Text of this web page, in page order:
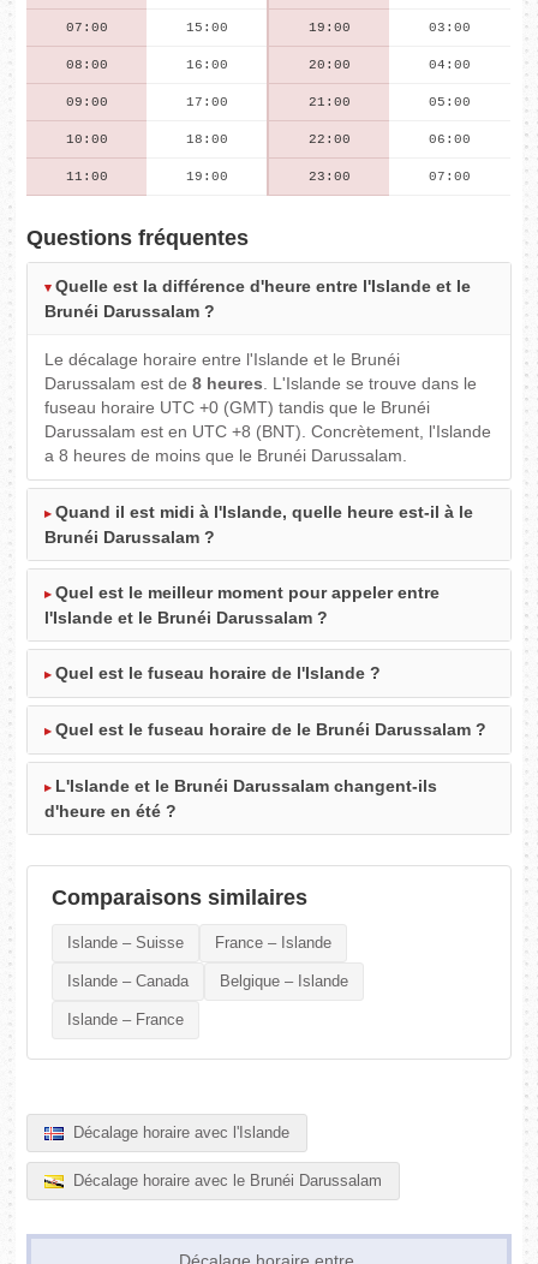
07:00 15:00 19:00 03:00
08:00 16:00 20:00 04:00
09:00 17:00 21:00 05:00
10:00 18:00 22:00 06:00
11:00 19:00 23:00 07:00
Questions fréquentes
Quelle est la différence d'heure entre l'Islande et le
Brunéi Darussalam ?
Le décalage horaire entre l'Islande et le Brunéi
Darussalam est de8 heures. L'Islande se trouve dans le
fuseau horaire UTC +0 (GMT) tandis que le Brunéi
Darussalam est en UTC +8 (BNT). Concrètement, l'Islande
a 8 heures de moins que le Brunéi Darussalam.
Quand il est midi à l'Islande, quelle heure est-il à le
Brunéi Darussalam ?
Quel est le meilleur moment pour appeler entre
l'Islande et le Brunéi Darussalam ?
Quel est le fuseau horaire de l'Islande ?
Quel est le fuseau horaire de le Brunéi Darussalam ?
L'Islande et le Brunéi Darussalam changent-ils
d'heure en été ?
Comparaisons similaires
Islande – Suisse France – Islande
Islande – Canada Belgique – Islande
Islande – France
Décalage horaire avec l'Islande
Décalage horaire avec le Brunéi Darussalam